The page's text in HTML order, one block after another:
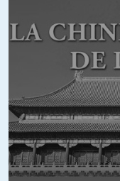
ukrainienne-Kiev-se-
Sénégal : protestation
d’Ukraine à Dakar
– Suite à la publication
pour combattre en
https://www.aa.com.tr/
protestation-du-
%C3%A0-dakar/